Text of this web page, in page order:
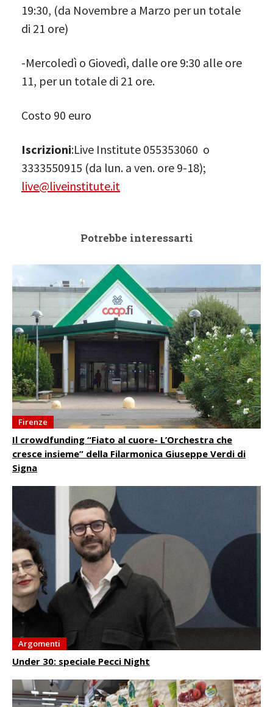
19:30, (da Novembre a Marzo per un totale
di 21 ore)
-Mercoledì o Giovedì, dalle ore 9:30 alle ore
11, per un totale di 21 ore.
Costo 90 euro
Iscrizioni:Live Institute 055353060 o
3333550915 (da lun. a ven. ore 9-18);
live@liveinstitute.it
Potrebbe interessarti
Firenze
Il crowdfunding “Fiato al cuore- L’Orchestra che
cresce insieme” della Filarmonica Giuseppe Verdi di
Signa
Argomenti
Under 30: speciale Pecci Night